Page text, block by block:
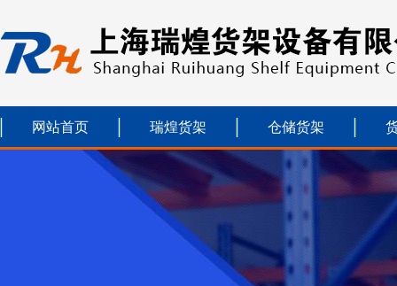
网站首页 瑞煌货架 仓储货架